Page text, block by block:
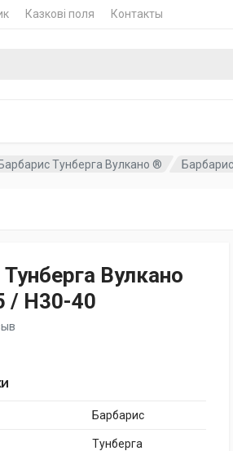
Казкові поля Контакты
Тунберга Вулкано ® Барбарис
Вулкано
/ H30-40
Барбарис
Тунберга